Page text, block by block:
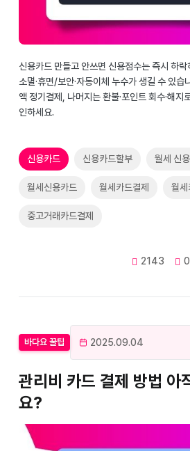
신용카드 만들고 안쓰면 신용점수는 즉시 하락
소멸·휴면/보안·자동이체 누수가 생길 수 있습
액 정기결제, 나머지는 환불·포인트 회수·해지
인하세요.
신용카드 신용카드할부 월세 신
월세신용카드 월세카드결제 월세
중고거래카드결제
2143 0
바다요 꿀팁 2025.09.04
관리비 카드 결제 방법 아
요?